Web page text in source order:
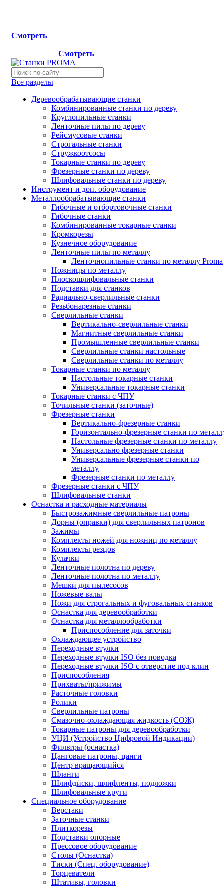
Смотреть
Смотреть
Все разделы
Деревообрабатывающие станки
Комбинированные станки по дереву
Круглопильные станки
Ленточные пилы по дереву
Рейсмусовые станки
Строгальные станки
Стружкоотсосы
Токарные станки по дереву
Фрезерные станки по дереву
Шлифовальные станки по дереву
Инструмент и доп. оборудование
Металлообрабатывающие станки
Гибочные и отбортовочные станки
Гибочные станки
Комбинированные токарные станки
Кромкорезы
Кузнечное оборудование
Ленточные пилы по металлу
Ленточнопильные станки по металлу Proma
Ножницы по металлу
Плоскошлифовальные станки
Подставки для станков
Радиально-сверлильные станки
Резьбонарезные станки
Сверлильные станки
Вертикально-сверлильные станки
Магнитные сверлильные станки
Промышленные сверлильные станки
Сверлильные станки настольные
Сверлильные станки по металлу
Токарные станки по металлу
Настольные токарные станки
Универсальные токарные станки
Токарные станки с ЧПУ
Точильные станки (заточные)
Фрезерные станки
Вертикально-фрезерные станки
Горизонтально-фрезерные станки по
Настольные фрезерные станки по металлу
Универсально фрезерные станки
Универсальные фрезерные станки по
металлу
Фрезерные станки по металлу
Фрезерные станки с ЧПУ
Шлифовальные станки
Оснастка и расходные материалы
Быстрозажимные сверлильные патроны
Дорны (оправки) для сверлильных патронов
Зажимы
Комплекты ножей для ножниц по металлу
Комплекты резцов
Кулачки
Ленточные полотна по дереву
Ленточные полотна по металлу
Мешки для пылесосов
Ножевые валы
Ножи для строгальных и фуговальных станков
Оснастка для деревообработки
Оснастка для металлообработки
Приспособление для заточки
Охлаждающее устройство
Переходные втулки
Переходные втулки ISO без поводка
Переходные втулки ISO с отверстие под клин
Приспособления
Прихваты/прижимы
Расточные головки
Ролики
Сверлильные патроны
Смазочно-охлаждающая жидкость (СОЖ)
Токарные патроны для деревообработки
УЦИ (Устройство Цифровой Индикации)
Фильтры (оснастка)
Цанговые патроны, цанги
Центр вращающийся
Шланги
Шлифдиски, шлифленты, подложки
Шлифовальные круги
Специальное оборудование
Верстаки
Заточные станки
Плиткорезы
Подставки опорные
Прессовое оборудование
Столы (Оснастка)
Тиски (Спец. оборудование)
Торцеватели
Штативы, головки